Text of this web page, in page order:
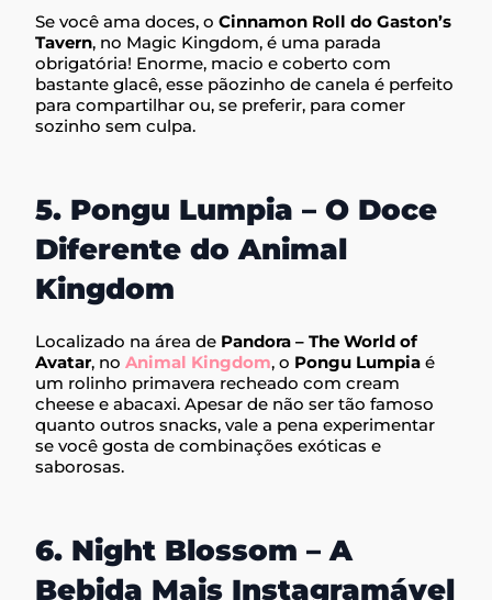
Se você ama doces, oCinnamon Roll do Gaston’s
Tavern, no Magic Kingdom, é uma parada
obrigatória! Enorme, macio e coberto com
bastante glacê, esse pãozinho de canela é perfeito
para compartilhar ou, se preferir, para comer
sozinho sem culpa.
5. Pongu Lumpia – O Doce
Diferente do Animal
Kingdom
Localizado na área de Pandora – The World of
Avatar, noAnimal Kingdom, o Pongu Lumpia é
um rolinho primavera recheado com cream
cheese e abacaxi. Apesar de não ser tão famoso
quanto outros snacks, vale a pena experimentar
se você gosta de combinações exóticas e
saborosas.
6. Night Blossom – A
Bebida Mais Instagramável